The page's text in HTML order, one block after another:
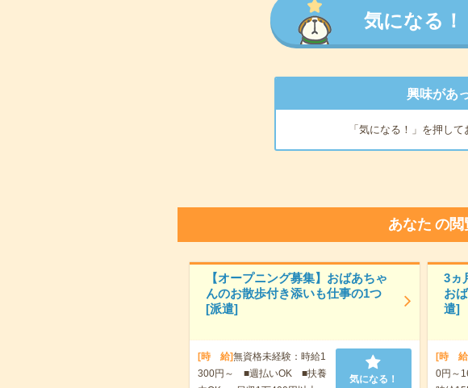
気になる！
興味があ
「気になる！」を押し
あなた の閲
【オープニング募集】おばあちゃ
んのお散歩付き添いも仕事の1つ
[派遣]
[時 給]無資格未経験：時給1
300円～ ■週払いOK ■扶養
気になる！
3ヵ
お
遣]
[時 給
0円～